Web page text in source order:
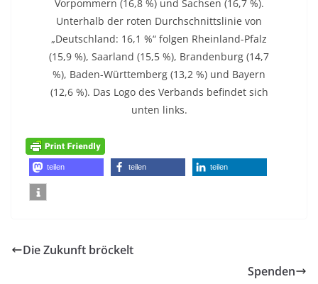
teilen teilen teilen
Die Zukunft bröckelt
Spenden